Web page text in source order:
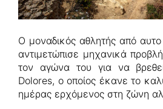
Ο μοναδικός αθλητής από
αντιμετώπισε μηχανικά
τον αγώνα του για να
Dolores, ο οποίος έκανε το
ημέρας ερχόμενος στη ζώνη